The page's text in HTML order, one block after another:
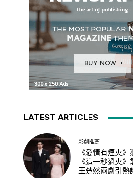
LATEST ARTICLES
影劇推薦
《愛情有煙火
《這一秒過火
王楚然兩劇引熱